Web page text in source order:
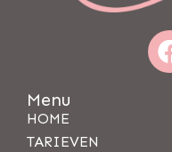
Menu
HOME
TARIEVEN